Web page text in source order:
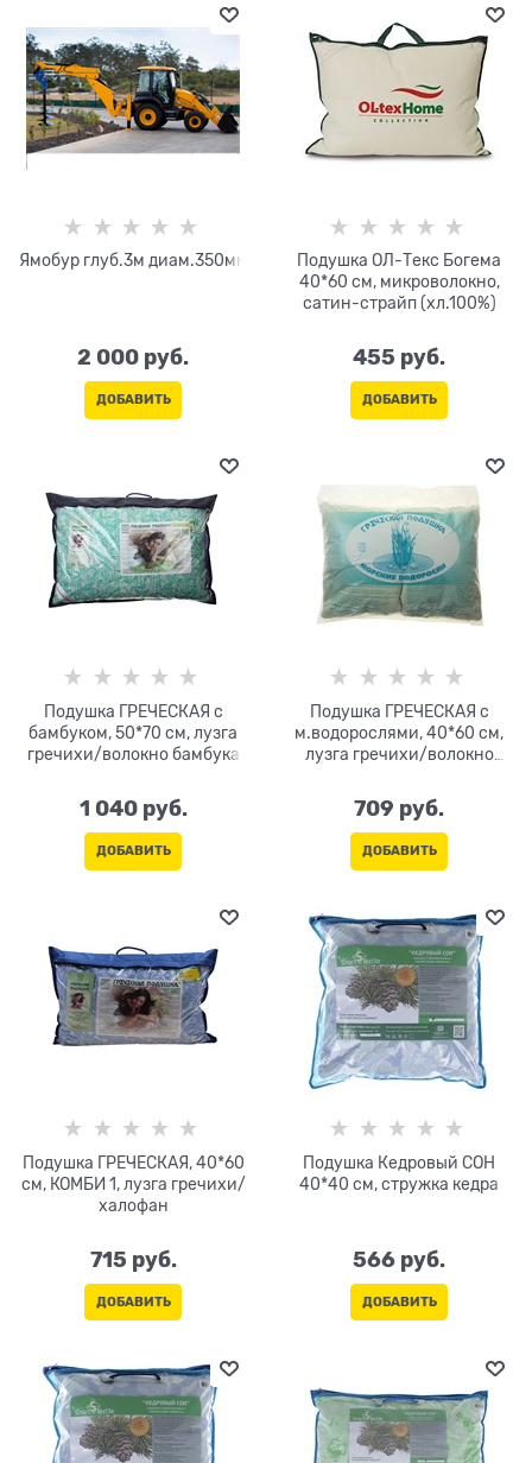
Ямобур глуб.3м диам.350мм
2 000 руб.
ДОБАВИТЬ
Подушка ОЛ-Текс Богема
40*60 см, микроволокно,
сатин-страйп (хл.100%)
455 руб.
ДОБАВИТЬ
Подушка ГРЕЧЕСКАЯ с
бамбуком, 50*70 см, лузга
гречихи/волокно бамбука
1 040 руб.
ДОБАВИТЬ
Подушка ГРЕЧЕСКАЯ с
м.водорослями, 40*60 см,
лузга гречихи/волокно
709 руб.
ДОБАВИТЬ
Подушка ГРЕЧЕСКАЯ, 40*60
см, КОМБИ 1, лузга гречихи/
халофан
715 руб.
ДОБАВИТЬ
Подушка Кедровый СОН
40*40 см, стружка кедра
566 руб.
ДОБАВИТЬ